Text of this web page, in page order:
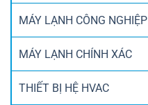
MÁY LẠNH CÔNG NGHIỆP
MÁY LẠNH CHÍNH XÁC
THIẾT BỊ HỆ HVAC